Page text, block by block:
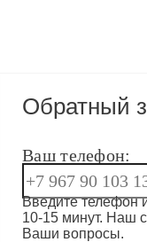
Обратный
Ваш телефон:
Введите телефон
10-15 минут. Наш
Ваши вопросы.